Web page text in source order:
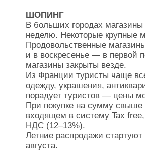
ШОПИНГ
В больших городах
неделю. Некоторые крупные
Продовольственные
и в воскресенье — в первой
магазины закрыты везде.
Из Франции туристы чаще
одежду, украшения,
порадует туристов — цены
При покупке на сумму свыше
входящем в систему Tax
НДС (12–13%).
Летние распродажи
августа.